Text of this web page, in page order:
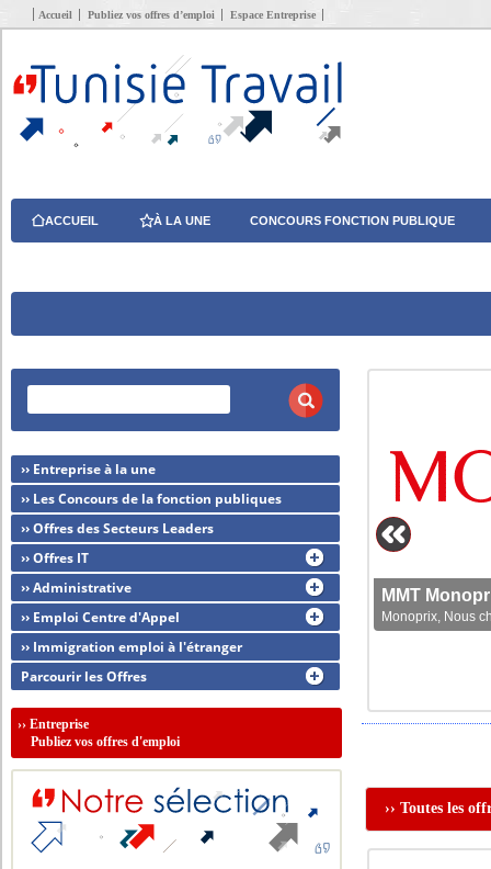
Accueil Publiez vos offres d’emploi Espace Entreprise
ACCUEIL À LA UNE CONCOURS FONCTION PUBLIQUE
MMT
Monoprix, Nous
›› Toutes les
›› Entreprise à la une
›› Les Concours de la fonction publiques
›› Offres des Secteurs Leaders
›› Offres IT
›› Administrative
›› Emploi Centre d'Appel
›› Immigration emploi à l'étranger
Parcourir les Offres
››Entreprise
Publiez vos offres d'emploi